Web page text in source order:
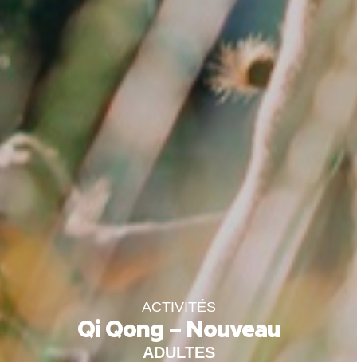
ACTIVITÉS
Qi Qong – Nouveau
ADULTES